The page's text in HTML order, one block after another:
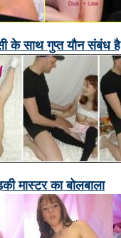
के साथ गुप्त यौन संबंध है
मास्टर का बोलबाला